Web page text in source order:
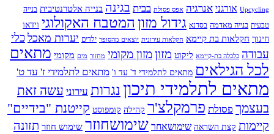
Upcycling אורגני אנרגיה אפס פסולת בבית בגינה בנייה אלטרנטיבית בנייה
טבעית בנייה מאדמה בסדנא גידול מזון המטבח האקולוגי וידאו
חינוך חקלאות בת קיימא חקלאות עירונית יוצאים מהסופר ילדים יערות מאכל כלי
עבודה כלכלה בת-קיימא ליקוט מזוןמזון מקומי מחזור מים מקומי מתאים
לכל הגילאים מתאים לתלמידי ד' עד ו' מתאים לתלמידי ז' עד ט'
מתאים לתלמידי תיכון נגרות עירוני עשה זאת
בעצמך פסולת פרמקלצ'ר קהילה קומפוסט קייטנת "בידיים"
קיימות קצת השראה שימושאחר שימושחוזר שימוש חוזר תזונה